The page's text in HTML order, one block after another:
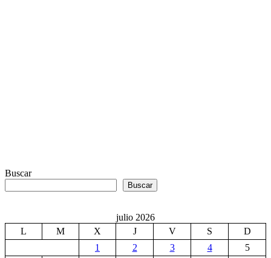
Buscar
Buscar
julio 2026
L
M X J V S
D
1
2 3 4
5